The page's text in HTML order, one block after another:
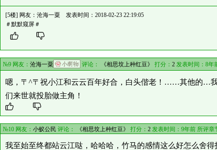
[5楼] 网友： 沧海一粟 发表时间：2018-02-23 22:19:05
＃默默窥屏＃
№9 网友： 沧海一粟 评论： 《相思坟上种红豆》 打分：2 发表时间：8年
嗯，〒^〒祝小江和云云百年好合，白头偕老！……其他的…
们来世就投胎做主角！
№10 网友： 小蚁公民 评论： 《相思坟上种红豆》 打分： 2 发表时间：9年前 所评章
我至始至终都站云江哒，哈哈哈，竹马的感情这么好怎么舍